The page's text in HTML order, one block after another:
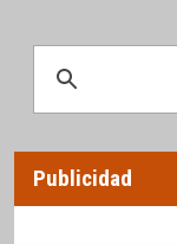
Publicidad